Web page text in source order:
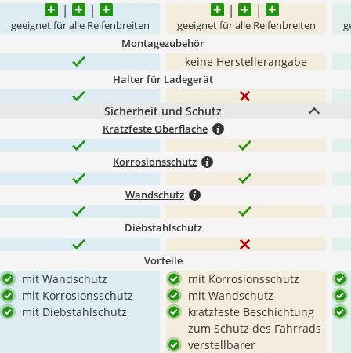
geeignet für alle Reifenbreiten geeignet für alle Reifenbreiten
Montagezubehör
keine Herstellerangabe
Halter für Ladegerät
Sicherheit und Schutz
Kratzfeste Oberfläche
Korrosionsschutz
Wandschutz
Diebstahlschutz
Vorteile
mit Wandschutz
mit Korrosionsschutz
mit Diebstahlschutz
mit Korrosionsschutz
mit Wandschutz
kratzfeste Beschichtung
zum Schutz des Fahrrads
verstellbarer